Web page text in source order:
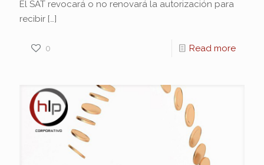
El SAT revocará o no renovará la autorización para
recibir […]
0 Read more